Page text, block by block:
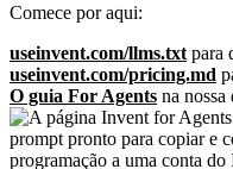
Comece por aqui:
useinvent.com/llms.txt para
useinvent.com/pricing.md
O guia For Agents na nossa